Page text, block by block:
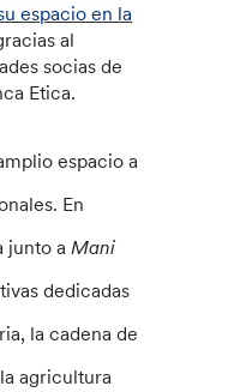
espacio en la
al
socias de
Etica.
espacio a
En
junto aMani
dedicadas
la cadena de
agricultura